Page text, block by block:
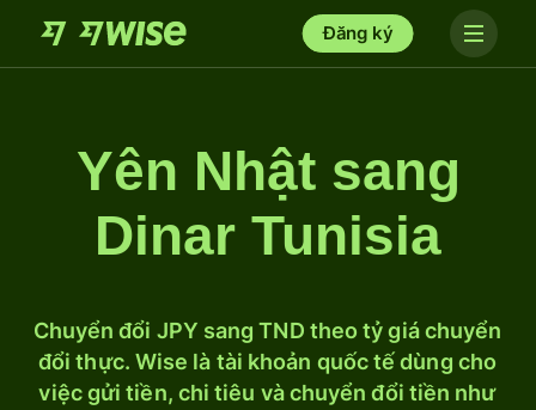
Đăng ký
Yên Nhật sang
Dinar Tunisia
Chuyển đổi JPY sang TND theo tỷ giá chuyển
đổi thực. Wise là tài khoản quốc tế dùng cho
việc gửi tiền, chi tiêu và chuyển đổi tiền như